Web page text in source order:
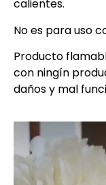
calientes.
No es para uso
Producto
con ningín
daños y mal